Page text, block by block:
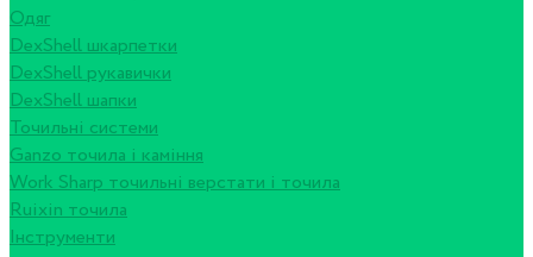
Одяг
DexShell шкарпетки
DexShell рукавички
DexShell шапки
Точильні системи
Ganzo точила і каміння
Work Sharp точильні верстати і точила
Ruixin точила
Інструменти